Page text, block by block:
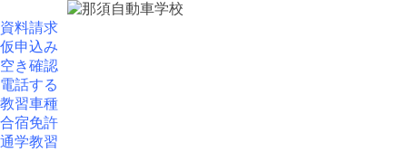
資料請求
仮申込み
空き確認
電話する
教習車種
合宿免許
通学教習